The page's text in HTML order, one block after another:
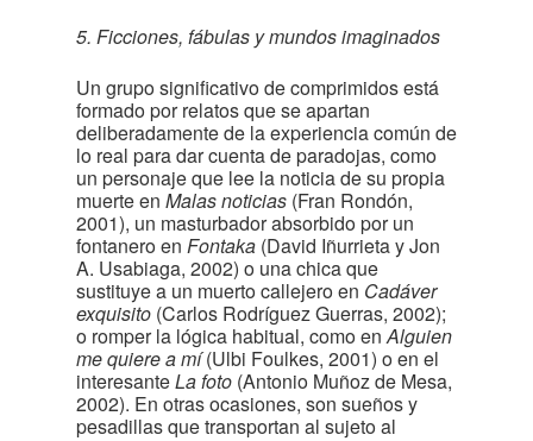
5. Ficciones, fábulas y mundos imaginados
Un grupo significativo de comprimidos está
formado por relatos que se apartan
deliberadamente de la experiencia común de
lo real para dar cuenta de paradojas, como
un personaje que lee la noticia de su propia
muerte en Malas noticias (Fran Rondón,
2001), un masturbador absorbido por un
fontanero en Fontaka (David Iñurrieta y Jon
A. Usabiaga, 2002) o una chica que
sustituye a un muerto callejero en Cadáver
exquisito (Carlos Rodríguez Guerras, 2002);
o romper la lógica habitual, como en Alguien
me quiere a mí(Ulbi Foulkes, 2001) o en el
interesanteLa foto (Antonio Muñoz de Mesa,
2002). En otras ocasiones, son sueños y
pesadillas que transportan al sujeto al